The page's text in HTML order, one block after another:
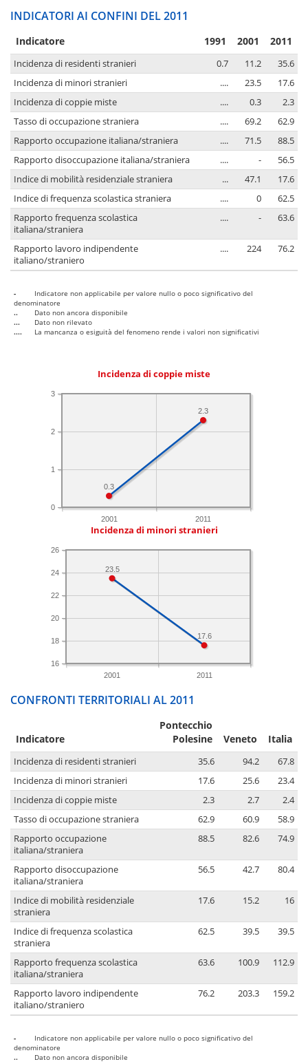
INDICATORI AI CONFINI DEL 2011
Indicatore 1991 2001 2011
Incidenza di residenti stranieri 0.7 11.2
35.6
Incidenza di minori stranieri
.... 23.5
17.6
Incidenza di coppie miste
.... 0.3
2.3
Tasso di occupazione straniera
.... 69.2
62.9
Rapporto occupazione italiana/straniera
.... 71.5
88.5
Rapporto disoccupazione italiana/straniera
.... -
56.5
Indice di mobilità residenziale straniera
... 47.1
17.6
Indice di frequenza scolastica straniera
.... 0
62.5
Rapporto frequenza scolastica
italiana/straniera
.... - 63.6
Rapporto lavoro indipendente
italiano/straniero
.... 224 76.2
-
Indicatore non applicabile per valore nullo o poco significativo del
denominatore
..
Dato non ancora disponibile
...
Dato non rilevato
....
La mancanza o esiguità del fenomeno rende i valori non significativi
Incidenza di coppie miste
2001 2011
0
1
2
3
2.3
0.3
Incidenza di minori stranieri
2001 2011
16
18
20
22
24
26
17.6
23.5
CONFRONTI TERRITORIALI AL 2011
Indicatore
Pontecchio
Polesine
Veneto Italia
Incidenza di residenti stranieri 35.6 94.2
67.8
Incidenza di minori stranieri
17.6 25.6
23.4
Incidenza di coppie miste
2.3 2.7
2.4
Tasso di occupazione straniera
62.9 60.9
58.9
Rapporto occupazione
italiana/straniera
88.5 82.6 74.9
Rapporto disoccupazione
italiana/straniera
56.5 42.7 80.4
Indice di mobilità residenziale
straniera
17.6 15.2 16
Indice di frequenza scolastica
straniera
62.5 39.5 39.5
Rapporto frequenza scolastica
italiana/straniera
63.6 100.9 112.9
Rapporto lavoro indipendente
italiano/straniero
76.2 203.3 159.2
-
Indicatore non applicabile per valore nullo o poco significativo del
denominatore
..
Dato non ancora disponibile